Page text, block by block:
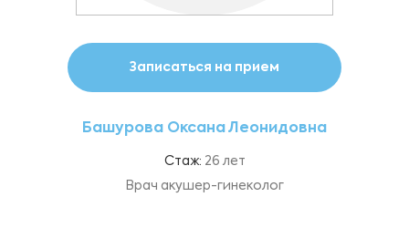
Записаться на прием
Башурова Оксана Леонидовна
Стаж: 26 лет
Врач акушер-гинеколог